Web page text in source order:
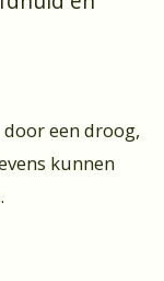
een droog,
kunnen